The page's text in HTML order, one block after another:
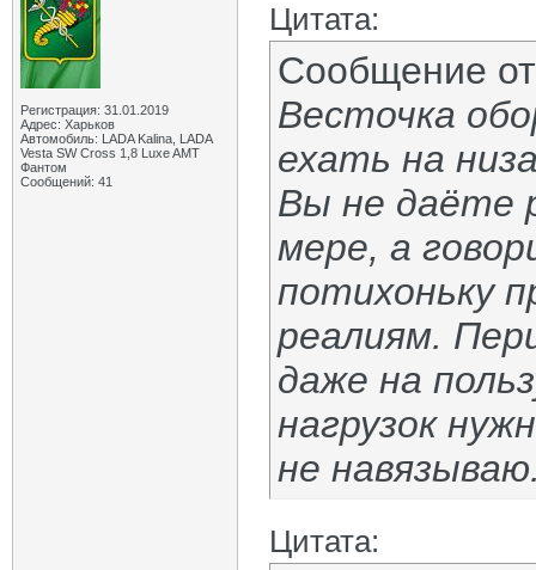
Регистрация: 31.01.2019
Адрес: Харьков
Автомобиль: LADA Kalina, LADA
Vesta SW Cross 1,8 Luxe AMT
Фантом
Сообщений: 41
Цитата:
Сообщение
Весточка
ехать на
Вы не даёте
мере, а
потихоньку
реалиям.
даже на
нагрузок
не
Цитата: